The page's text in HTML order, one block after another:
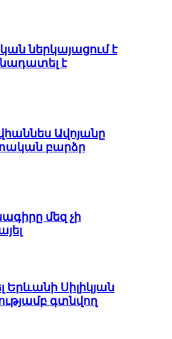
ներկայացում է
է
Ավոյանը
բարձր
մեզ չի
Երևանի Սիլիկյան
գտնվող